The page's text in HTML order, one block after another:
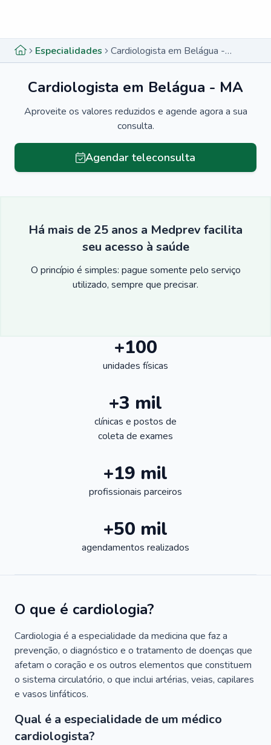
Especialidades Cardiologista em Belágua - MA
Cardiologista em Belágua - MA
Aproveite os valores reduzidos e agende agora a sua
consulta.
Agendar teleconsulta
Há mais de 25 anos a Medprev facilita
seu acesso à saúde
O princípio é simples: pague somente pelo serviço
utilizado, sempre que precisar.
+100
unidades físicas
+3 mil
clínicas e postos de
coleta de exames
+19 mil
profissionais parceiros
+50 mil
agendamentos realizados
O que é cardiologia?
Cardiologia é a especialidade da medicina que faz a
prevenção, o diagnóstico e o tratamento de doenças que
afetam o coração e os outros elementos que constituem
o sistema circulatório, o que inclui artérias, veias, capilares
e vasos linfáticos.
Qual é a especialidade de um médico
cardiologista?